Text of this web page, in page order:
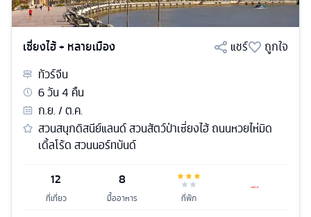
เซี่ยงไฮ้ + หลายเมือง แชร์
ถูกใจ
ทัวร์จีน
6วัน4 คืน
ก.ย. / ต.ค.
สวนสนุกดิสนีย์แลนด์ สวนสัตว์ป่าเซี่ยงไฮ้ ถนนหวยไห่มิด
เดิ้ลโร้ด สวนนอร์ทบันด์
12
ที่เที่ยว
8
มื้ออาหาร ที่พัก